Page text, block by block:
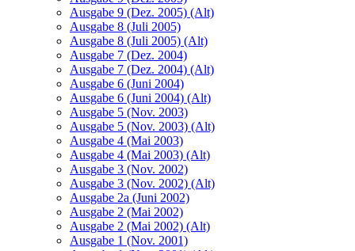
Ausgabe 9 (Dez. 2005) (Alt)
Ausgabe 8 (Juli 2005)
Ausgabe 8 (Juli 2005) (Alt)
Ausgabe 7 (Dez. 2004)
Ausgabe 7 (Dez. 2004) (Alt)
Ausgabe 6 (Juni 2004)
Ausgabe 6 (Juni 2004) (Alt)
Ausgabe 5 (Nov. 2003)
Ausgabe 5 (Nov. 2003) (Alt)
Ausgabe 4 (Mai 2003)
Ausgabe 4 (Mai 2003) (Alt)
Ausgabe 3 (Nov. 2002)
Ausgabe 3 (Nov. 2002) (Alt)
Ausgabe 2a (Juni 2002)
Ausgabe 2 (Mai 2002)
Ausgabe 2 (Mai 2002) (Alt)
Ausgabe 1 (Nov. 2001)